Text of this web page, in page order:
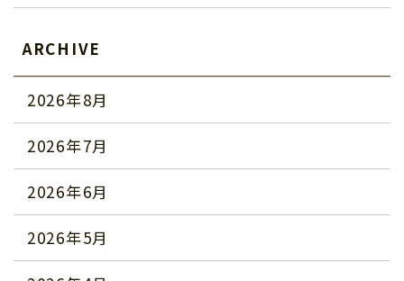
ARCHIVE
2026年8月
2026年7月
2026年6月
2026年5月